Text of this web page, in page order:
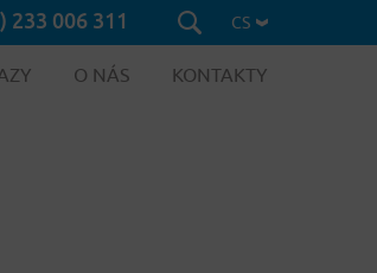
233 006 311 CS
O NÁS KONTAKTY